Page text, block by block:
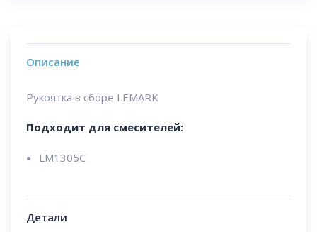
Описание
Рукоятка в сборе LEMARK
Подходит для смесителей:
LM1305C
Детали